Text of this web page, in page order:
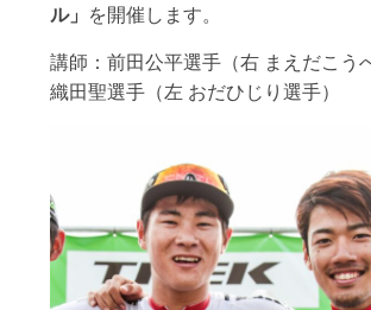
ル」 を開催します。
講師：前田公平選手（右 まえだこう
織田聖選手（左 おだひじり選手）